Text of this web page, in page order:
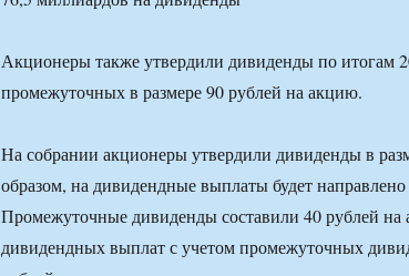
Акционеры также утвердили дивиденды по итогам
промежуточных в размере 90 рублей на акцию.
На собрании акционеры утвердили дивиденды в
образом, на дивидендные выплаты будет
Промежуточные дивиденды составили 40 рублей
дивидендных выплат с учетом промежуточных